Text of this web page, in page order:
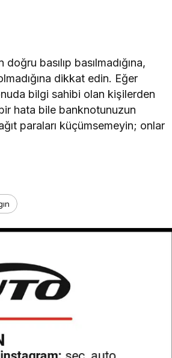
basılıp basılmadığına,
dikkat edin. Eğer
bilgi sahibi olan kişilerden
hata bile banknotunuzun
paraları küçümsemeyin; onlar